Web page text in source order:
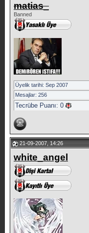
matias_
Banned
Üyelik tarihi: Sep 2007
Mesajlar: 256
Tecrübe Puanı: 0
21-09-2007, 14:26
white_angel